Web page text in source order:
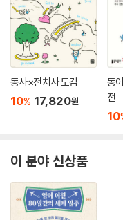
동사×전치사 도감
10% 17,820원
동
전
10
이 분야 신상품